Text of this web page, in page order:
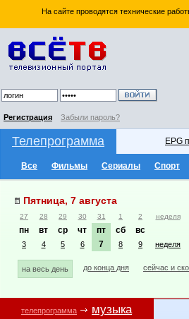
На сайте проводятся технические
Регистрация Забыли пароль?
Телепрограмма EPG
Все Фильмы Сериалы Спорт
Пятница, 7 августа
27 28 29 30 31 1 2 неделя
пн вт ср чт пт сб вс
3 4 5 6 7 8 9 неделя
на весь день до конца дня сейчас и
телепрограмма музыка